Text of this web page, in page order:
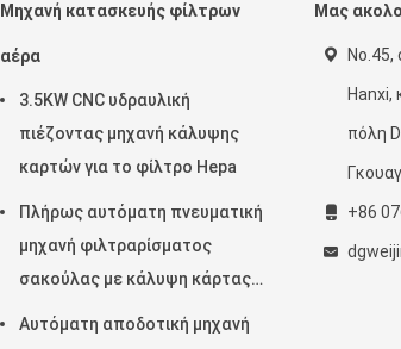
Μηχανή κατασκευής φίλτρων
αέρα
3.5KW CNC υδραυλική
πιέζοντας μηχανή κάλυψης
καρτών για το φίλτρο Hepa
Πλήρως αυτόματη πνευματική
μηχανή φιλτραρίσματος
σακούλας με κάλυψη κάρτας
πέντε κεφαλών
Αυτόματη αποδοτική μηχανή
Μας
No.45,
Hanxi,
πόλη
+86